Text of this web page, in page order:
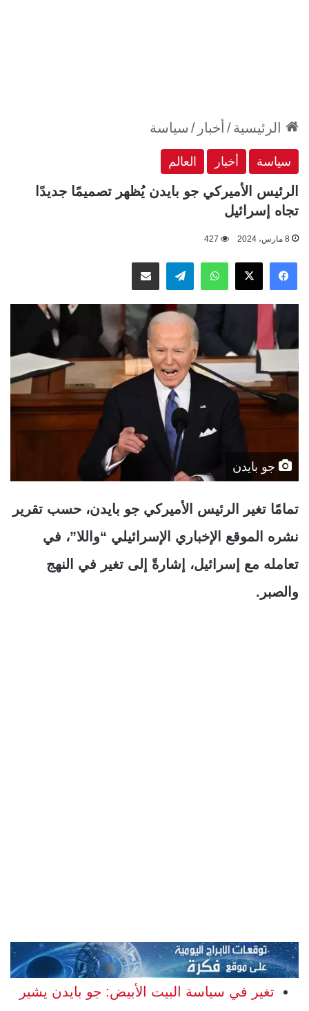
الرئيسية/ أخبار / سياسة
سياسة أخبار العالم
الرئيس الأميركي جو بايدن يُظهر تصميمًا جديدًا
تجاه إسرائيل
8 مارس، 2024 427
فيسبوك
‫X واتسابتيلقراممشاركة عبر البريد
جو بايدن
تمامًا تغير الرئيس الأميركي جو بايدن، حسب تقرير
نشره الموقع الإخباري الإسرائيلي “واللا”، في
تعامله مع إسرائيل، إشارةً إلى تغير في النهج
والصبر.
تغير في سياسة البيت الأبيض: جو بايدن يشير